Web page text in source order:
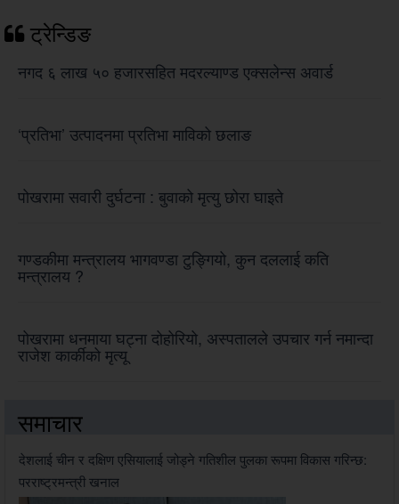
ट्रेन्डिङ
नगद ६ लाख ५० हजारसहित मदरल्याण्ड एक्सलेन्स अवार्ड
‘प्रतिभा’ उत्पादनमा प्रतिभा माविको छलाङ
पोखरामा सवारी दुर्घटना : बुवाको मृत्यु छोरा घाइते
गण्डकीमा मन्त्रालय भागवण्डा टुङ्गियो, कुन दललाई कति
मन्त्रालय ?
पोखरामा धनमाया घट्ना दोहोरियो, अस्पतालले उपचार गर्न नमान्दा
राजेश कार्कीको मृत्यू
समाचार
देशलाई चीन र दक्षिण एसियालाई जोड्ने गतिशील पुलका रूपमा विकास गरिन्छ:
परराष्ट्रमन्त्री खनाल